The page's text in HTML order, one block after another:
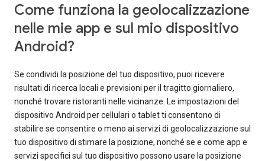
Come funziona la geolocalizzazione
nelle mie app e sul mio dispositivo
Android?
Se condividi la posizione del tuo dispositivo, puoi ricevere
risultati di ricerca locali e previsioni per il tragitto giornaliero,
nonché trovare ristoranti nelle vicinanze. Le impostazioni del
dispositivo Android per cellulari o tablet ti consentono di
stabilire se consentire o meno ai servizi di geolocalizzazione sul
tuo dispositivo di stimare la posizione, nonché se e come app e
servizi specifici sul tuo dispositivo possono usare la posizione